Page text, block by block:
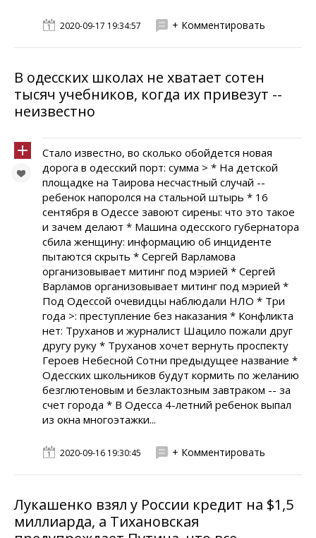
2020-09-17 19:34:57 + Комментировать
В одесских школах не хватает сотен
тысяч учебников, когда их привезут --
неизвестно
Стало известно, во сколько обойдется новая
дорога в одесский порт: сумма > * На детской
площадке на Таирова несчастный случай --
ребенок напоролся на стальной штырь * 16
сентября в Одессе завоют сирены: что это такое
и зачем делают * Машина одесского губернатора
сбила женщину: информацию об инциденте
пытаются скрыть * Сергей Варламова
организовывает митинг под мэрией * Сергей
Варламов организовывает митинг под мэрией *
Под Одессой очевидцы наблюдали НЛО * Три
года >: преступление без наказания * Конфликта
нет: Труханов и журналист Шацило пожали друг
другу руку * Труханов хочет вернуть проспекту
Героев Небесной Сотни предыдущее название *
Одесских школьников будут кормить по желанию
безглютеновым и безлактозным завтраком -- за
счет города * В Одесса 4-летний ребенок выпал
из окна многоэтажки...
2020-09-16 19:30:45 + Комментировать
Лукашенко взял у России кредит на $1,5
миллиарда, а Тихановская